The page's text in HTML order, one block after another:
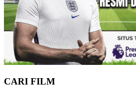
CARI FILM